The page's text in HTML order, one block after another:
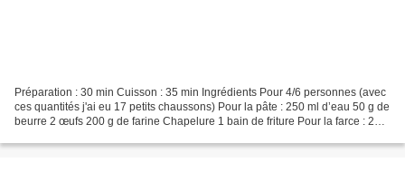
Préparation : 30 min Cuisson : 35 min Ingrédients Pour 4/6 personnes (avec
ces quantités j'ai eu 17 petits chaussons) Pour la pâte : 250 ml d’eau 50 g de
beurre 2 œufs 200 g de farine Chapelure 1 bain de friture Pour la farce : 200